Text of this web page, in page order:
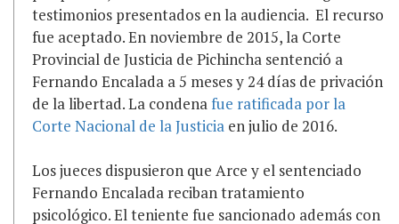
testimonios presentados en la audiencia. El recurso
fue aceptado. En noviembre de 2015, la Corte
Provincial de Justicia de Pichincha sentenció a
Fernando Encalada a 5 meses y 24 días de privación
de la libertad. La condenafue ratificada por la
Corte Nacional de la Justicia en julio de 2016.
Los jueces dispusieron que Arce y el sentenciado
Fernando Encalada reciban tratamiento
psicológico. El teniente fue sancionado además con